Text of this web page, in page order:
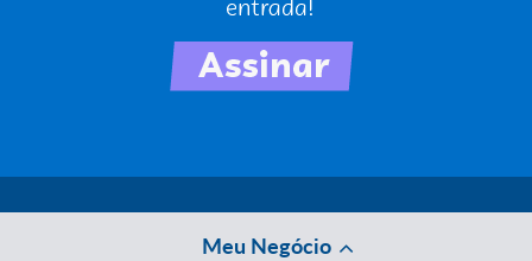
Meu Negócio